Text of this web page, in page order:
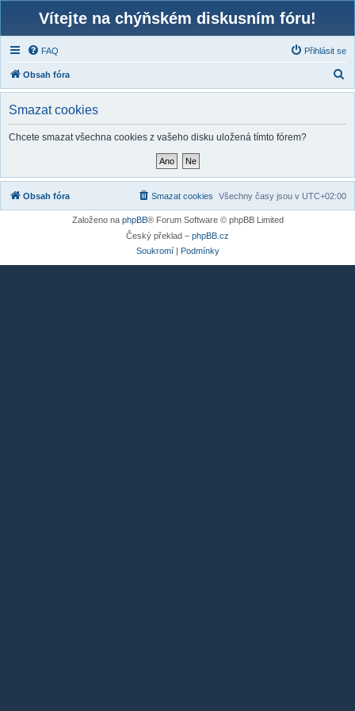
Vítejte na chýňském diskusním fóru!
FAQ Přihlásit se
Obsah fóra
l
Smazat cookies
Chcete smazat všechna cookies z vašeho disku uložená tímto fórem?
Obsah fóra Všechny časy jsou v UTC+02:00
Smazat cookies
Založeno na phpBB® Forum Software © phpBB Limited
Český překlad – phpBB.cz
Soukromí| Podmínky